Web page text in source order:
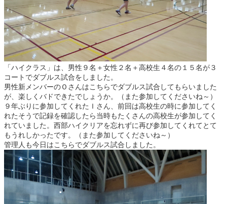
「ハイクラス」は、男性９名＋女性２名＋高校生４名の１５名が３
コートでダブルス試合をしました。
男性新メンバーのＯさんはこちらでダブルス試合してもらいました
が、楽しくバドできたでしょうか。（また参加してくださいね～）
９年ぶりに参加してくれたＩさん、前回は高校生の時に参加してく
れたそうで記録を確認したら当時もたくさんの高校生が参加してく
れていました。西部ハイクリアを忘れずに再び参加してくれてとて
もうれしかったです。（また参加してくださいね～）
管理人も今日はこちらでダブルス試合しました。